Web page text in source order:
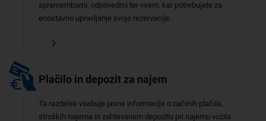
spremembami, odpovedmi ter vsem, kar potrebujete za
enostavno upravljanje svoje rezervacije.
Plačilo in depozit za najem
Ta razdelek vsebuje jasne informacije o načinih plačila,
stroških najema in zahtevanem depozitu pri najemu vozila